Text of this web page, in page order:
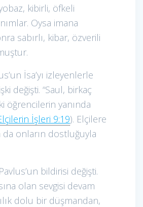
kibirli, öfkeli
Oysa imana
sabırlı, kibar, özverili
İsa’yı izleyenlerle
değişti. “Saul, birkaç
öğrencilerin yanında
İşleri 9:19). Elçilere
da onların dostluğuyla
bildirisi değişti.
olan sevgisi devam
dolu bir düşmandan,